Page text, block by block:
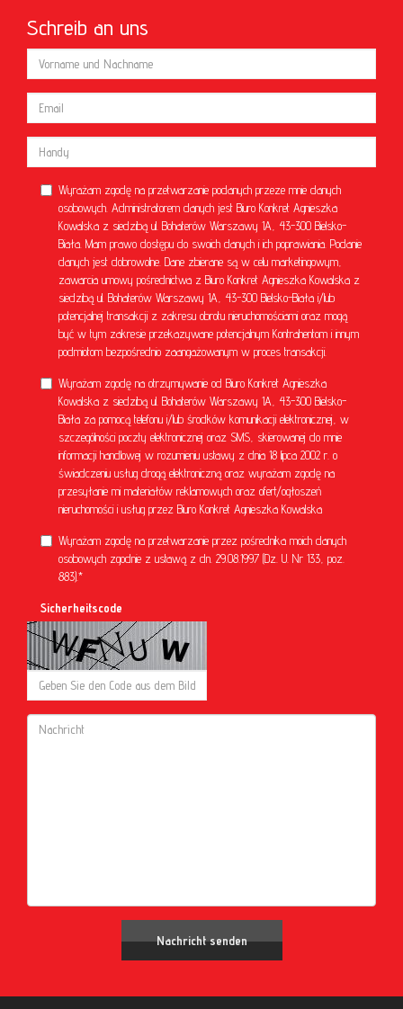
Schreib an uns
Wyrażam zgodę na przetwarzanie podanych przeze mnie danych
osobowych. Administratorem danych jest Biuro Konkret Agnieszka
Kowalska z siedzibą ul. Bohaterów Warszawy 1A, 43-300 Bielsko-
Biała. Mam prawo dostępu do swoich danych i ich poprawiania. Podanie
danych jest dobrowolne. Dane zbierane są w celu marketingowym,
zawarcia umowy pośrednictwa z Biuro Konkret Agnieszka Kowalska z
siedzibą ul. Bohaterów Warszawy 1A, 43-300 Bielsko-Biała i/lub
potencjalnej transakcji z zakresu obrotu nieruchomościami oraz mogą
być w tym zakresie przekazywane potencjalnym Kontrahentom i innym
podmiotom bezpośrednio zaangażowanym w proces transakcji.
Wyrażam zgodę na otrzymywanie od Biuro Konkret Agnieszka
Kowalska z siedzibą ul. Bohaterów Warszawy 1A, 43-300 Bielsko-
Biała za pomocą telefonu i/lub środków komunikacji elektronicznej, w
szczególności poczty elektronicznej oraz SMS, skierowanej do mnie
informacji handlowej w rozumieniu ustawy z dnia 18 lipca 2002 r. o
świadczeniu usług drogą elektroniczną oraz wyrażam zgodę na
przesyłanie mi materiałów reklamowych oraz ofert/ogłoszeń
nieruchomości i usług przez Biuro Konkret Agnieszka Kowalska
Wyrażam zgodę na przetwarzanie przez pośrednika moich danych
osobowych zgodnie z ustawą z dn. 29.08.1997 (Dz. U. Nr 133, poz.
883).*
Sicherheitscode